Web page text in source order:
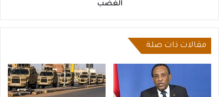
الغضب
مقالات ذات صلة